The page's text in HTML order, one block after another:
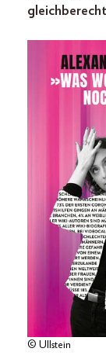
© Ullstein